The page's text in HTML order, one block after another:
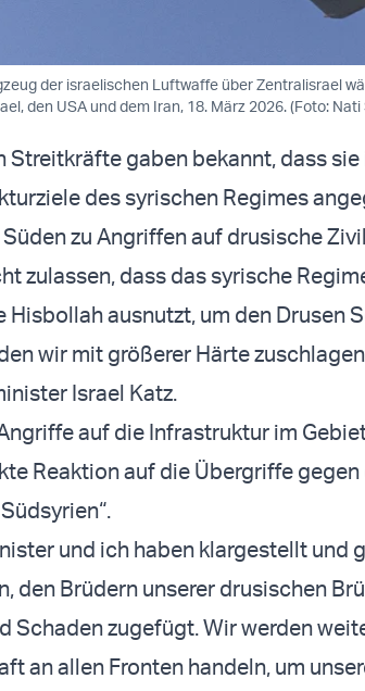
der israelischen Luftwaffe über Zentralisrael
den USA und dem Iran, 18. März 2026. (Foto:
Streitkräfte gaben bekannt, dass
des syrischen Regimes
zu Angriffen auf drusische
zulassen, dass das syrische
Hisbollah ausnutzt, um den Drusen
wir mit größerer Härte
Israel Katz.
auf die Infrastruktur im
Reaktion auf die Übergriffe
und ich haben klargestellt und
den Brüdern unserer drusischen
Schaden zugefügt. Wir werden
an allen Fronten handeln, um